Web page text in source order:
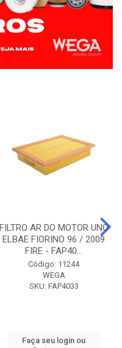
FILTRO AR DO MOTOR UNO
ELBAE FIORINO 96 / 2009
FIRE - FAP40...
Código: 11244
WEGA
SKU: FAP4033
Faça seu login ou